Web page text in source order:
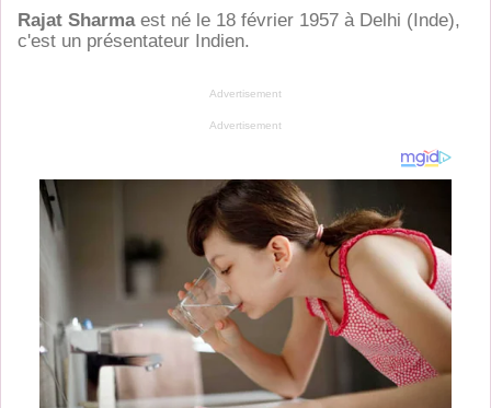
Rajat Sharmaest né le 18 février 1957 à Delhi (Inde),
c'est un présentateur Indien.
Advertisement
Advertisement